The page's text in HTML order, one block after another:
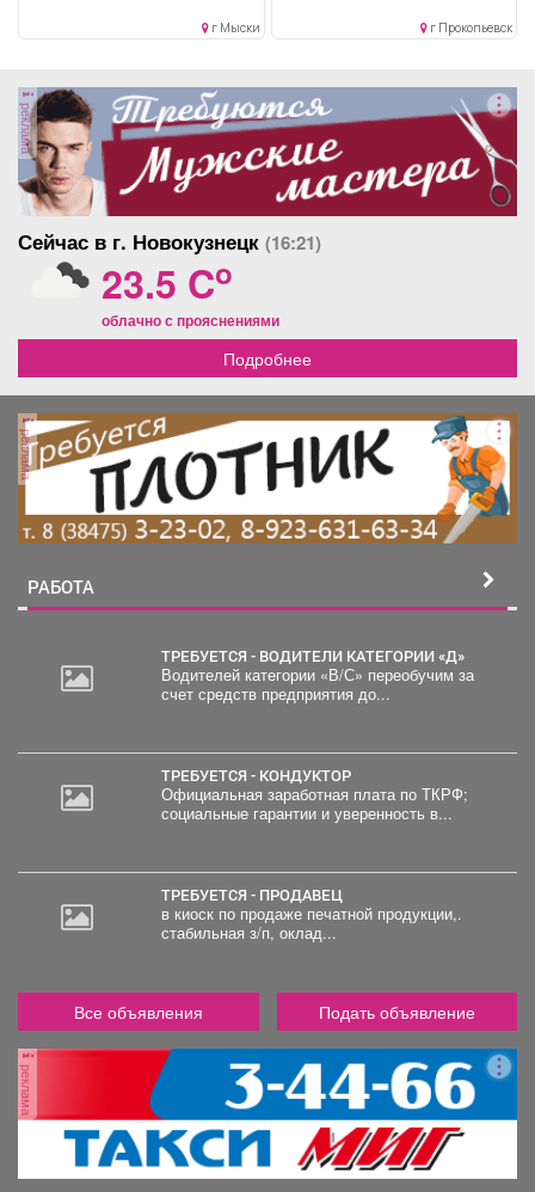
г Мыски г Прокопьевск
реклама
Сейчас в г. Новокузнецк (16:21)
23.5 Co
облачно с прояснениями
Подробнее
реклама
РАБОТА
ТРЕБУЕТСЯ - ВОДИТЕЛИ КАТЕГОРИИ «Д»
Водителей категории «В/С» переобучим за
счет средств предприятия до...
ТРЕБУЕТСЯ - КОНДУКТОР
Официальная заработная плата по ТКРФ;
социальные гарантии и уверенность в...
ТРЕБУЕТСЯ - ПРОДАВЕЦ
в киоск по продаже печатной продукции,.
стабильная з/п, оклад...
Все объявления Подать объявление
реклама